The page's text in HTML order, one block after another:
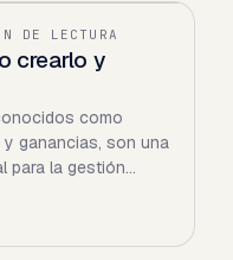
DE LECTURA
crearlo y
como
ganancias, son una
para la gestión